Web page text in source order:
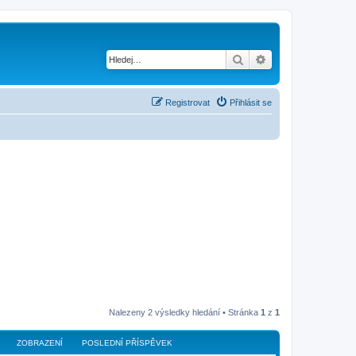
Hledat
Přihlásit se
Registrovat
Nalezeny 2 výsledky hledání • Stránka 1 z 1
ZOBRAZENÍ POSLEDNÍ PŘÍSPĚVEK